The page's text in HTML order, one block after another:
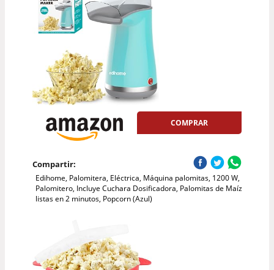
COMPRAR
Compartir:
Edihome, Palomitera, Eléctrica, Máquina palomitas, 1200 W,
Palomitero, Incluye Cuchara Dosificadora, Palomitas de Maíz
listas en 2 minutos, Popcorn (Azul)